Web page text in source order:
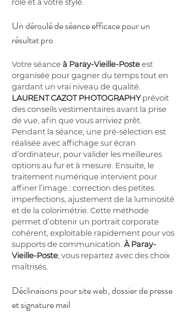
Un déroulé de séance efficace pour un
résultat pro
Votre séance à Paray-Vieille-Poste est
organisée pour gagner du temps tout en
gardant un vrai niveau de qualité.
LAURENT CAZOT PHOTOGRAPHY prévoit
des conseils vestimentaires avant la prise
de vue, afin que vous arriviez prêt.
Pendant la séance, une pré-sélection est
réalisée avec affichage sur écran
d’ordinateur, pour valider les meilleures
options au fur et à mesure. Ensuite, le
traitement numérique intervient pour
affiner l’image : correction des petites
imperfections, ajustement de la luminosité
et de la colorimétrie. Cette méthode
permet d’obtenir un portrait corporate
cohérent, exploitable rapidement pour vos
supports de communication. À Paray-
Vieille-Poste , vous repartez avec des choix
maîtrisés.
Déclinaisons pour site web, dossier de presse
et signature mail